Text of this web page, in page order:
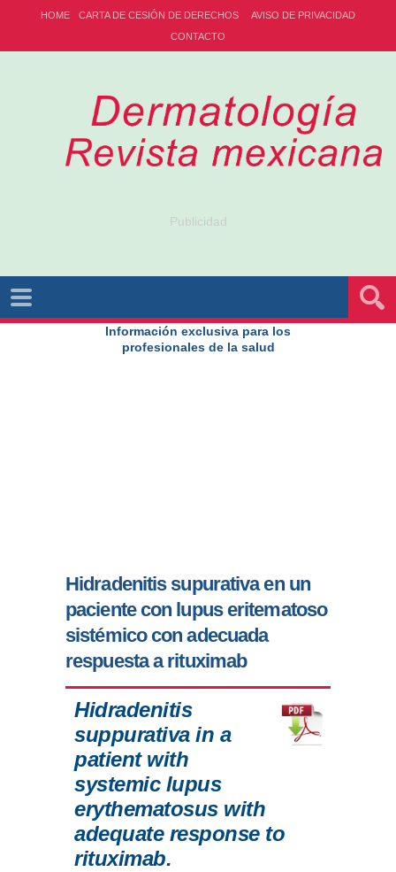
HOME CARTA DE CESIÓN DE DERECHOS
AVISO DE PRIVACIDAD
CONTACTO
Publicidad
Información exclusiva para los
profesionales de la salud
Hidradenitis supurativa en un
paciente con lupus eritematoso
sistémico con adecuada
respuesta a rituximab
Hidradenitis
suppurativa in a
patient with
systemic lupus
erythematosus with
adequate response to
rituximab.